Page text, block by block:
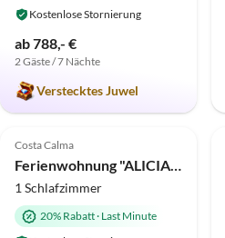
Kostenlose Stornierung
ab 788,- €
2 Gäste / 7 Nächte
Verstecktes Juwel
Top-Inserat
4.8 (7)
Costa Calma
1 Schlafzimmer
20% Rabatt· Last Minute